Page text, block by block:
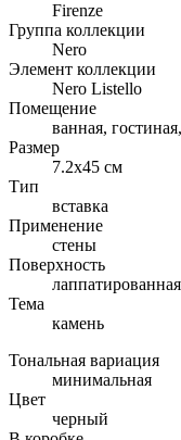
Firenze
Группа коллекции
Nero
Элемент коллекции
Nero Listello
Помещение
ванная,
Размер
7.2x45 см
Тип
вставка
Применение
стены
Поверхность
Тема
камень
Тональная вариация
минимальная
Цвет
черный